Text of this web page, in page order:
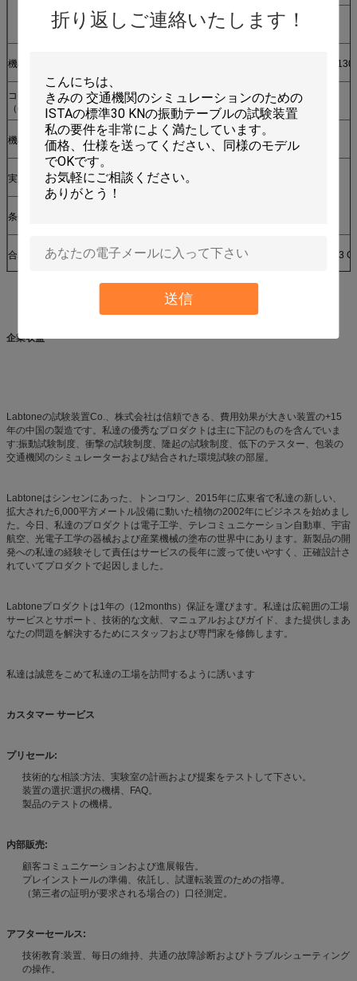
折り返しご連絡いたします！
送信
正方形 30~6
機械次元（cm）
コントローラーのキャビネット次元
（cm）
機械重量（Kg） 1900年 2300
実用性
条件
合わせる標準 GB/T2423-2008 GJB1217 GJB360.23
企業収益
Labtoneの試験装置Co.、株式会社は信頼できる、費用効果が大きい装置の+15
年の中国の製造です。私達の優秀なプロダクトは主に下記のものを含んでいま
す:振動試験制度、衝撃の試験制度、隆起の試験制度、低下のテスター、包装の
交通機関のシミュレーターおよび結合された環境試験の部屋。
Labtoneはシンセンにあった、トンコワン、2015年に広東省で私達の新しい、
拡大された6,000平方メートル設備に動いた植物の2002年にビジネスを始めまし
た。今日、私達のプロダクトは電子工学、テレコミュニケーション自動車、宇宙
航空、光電子工学の器械および産業機械の塗布の世界中にあります。新製品の開
発への私達の経験そして責任はサービスの長年に渡って使いやすく、正確設計さ
れていてプロダクトで起因しました。
Labtoneプロダクトは1年の（12months）保証を運びます。私達は広範囲の工場
サービスとサポート、技術的な文献、マニュアルおよびガイド、また提供しまあ
なたの問題を解決するためにスタッフおよび専門家を修飾します。
私達は誠意をこめて私達の工場を訪問するように誘います
カスタマー サービス
プリセール:
技術的な相談:方法、実験室の計画および提案をテストして下さい。
装置の選択:選択の機構、FAQ。
製品のテストの機構。
内部販売:
顧客コミュニケーションおよび進展報告。
プレインストールの準備、依託し、試運転装置のための指導。
（第三者の証明が要求される場合の）口径測定。
アフターセールス:
技術教育:装置、毎日の維持、共通の故障診断およびトラブルシューティング
の操作。